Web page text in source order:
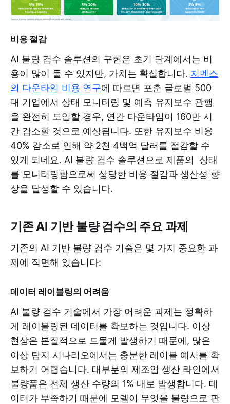
비용 절감
AI 불량 검수 솔루션의 구현은 초기 단계에서는 비
용이 많이 들 수 있지만, 가치는 확실합니다. 지멘스
의 다운타임 비용 연구에 따르면 포춘 글로벌 500
대 기업에서 상태 모니터링 및 예측 유지보수 관행
을 완전히 도입할 경우, 연간 다운타임이 160만 시
간 감소할 것으로 예상됩니다. 또한 유지보수 비용
40% 감소로 인해 약 2천 4백억 달러를 절감할 수
있게 되네요. AI 불량 검수 솔루션으로 제품의 상태
를 모니터링함으로써 상당한 비용 절감과 생산성 향
상을 달성할 수 있습니다.
기존 AI 기반 불량 검수의 주요 과제
기존의 AI 기반 불량 검수 기술은 몇 가지 중요한 과
제에 직면해 있습니다:
데이터 레이블링의 어려움
AI 불량 검수 기술에서 가장 어려운 과제는 정확하
게 레이블링된 데이터를 확보하는 것입니다. 이상
현상은 본질적으로 드물게 발생하기 때문에, 많은
이상 탐지 시나리오에서는 충분한 레이블 예시를 확
보하기 어렵습니다. 대부분의 제조업 생산 라인에서
불량품은 전체 생산 수량의 1% 내로 발생합니다. 데
이터가 부족하기 때문에 모델이 무엇을 불량으로 판